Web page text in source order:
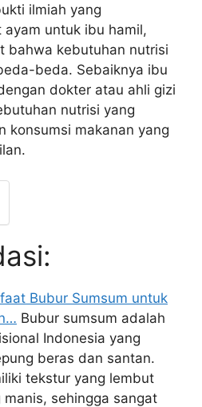
ilmiah yang
untuk ibu hamil,
bahwa kebutuhan nutrisi
beda. Sebaiknya ibu
dokter atau ahli gizi
nutrisi yang
konsumsi makanan yang
Bubur Sumsum untuk
Bubur sumsum adalah
Indonesia yang
beras dan santan.
tekstur yang lembut
manis, sehingga sangat